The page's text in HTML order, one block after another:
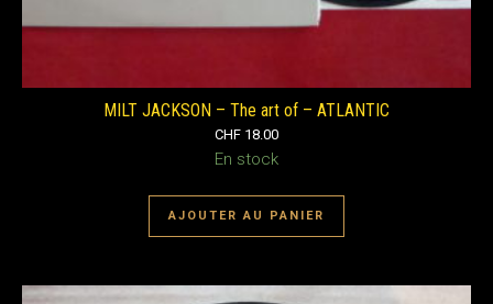
MILT JACKSON – The art of – ATLANTIC
CHF 18.00
En stock
AJOUTER AU PANIER